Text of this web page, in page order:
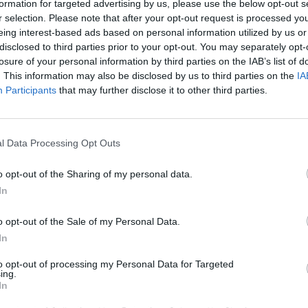
for targeted advertising by us, please use the below opt-out
selection. Please note that after your opt-out request is processed
interest-based ads based on personal information utilized by us
to third parties prior to your opt-out. You may separately
of your personal information by third parties on the IAB’s list of
This information may also be disclosed by us to third parties on the
Participants that may further disclose it to other third parties.
Data Processing Opt Outs
opt-out of the Sharing of my personal data.
opt-out of the Sale of my Personal Data.
opt-out of processing my Personal Data for Targeted
ULPGC pretende adaptar sus investigaciones a esta
Anuales de la ULPGC
de hoy viernes, el Consejo Social de la ULPGC
tras haber sido objeto de revisión por el Servicio
Institucional al respecto que destaca la valoración
presupuestario no financiero de la Universidad
de acuerdo con el Sistema Europeo de Cuentas
Social corrobora que la ULPGC sigue, un año más,
año consecutivo. Además, “destacamos el
la ULPGC en un momento donde existe gran sensibilidad
señala como un hecho importante que la
de 1,8 millones de euros en el año 2012,
donde se continuará llevando a cabo un recorte en
Canarias para 2013”. En ese sentido, la Declaración
mantenga la prudente contención en el gasto
en el gasto, formulada en los presupuestos de
presupuestaria”.
del día, el Consejo Social de la ULPGC anunció